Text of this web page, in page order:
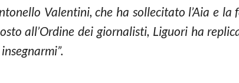
Valentini, che ha sollecitato l’Aia e la
all’Ordine dei giornalisti, Liguori ha